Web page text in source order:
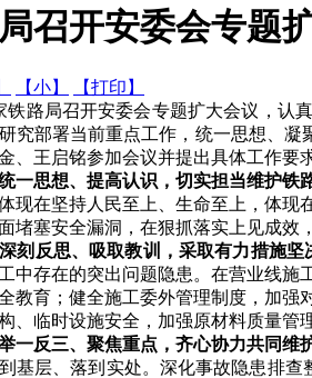
召开安委会专题
【小】 【打印】
局召开安委会专题扩大会议，认真
究部署当前重点工作，统一思想、
、王启铭参加会议并提出具体工作要
一思想、提高认识，切实担当维护铁
现在坚持人民至上、生命至上，体
堵塞安全漏洞，在狠抓落实上见成效
刻反思、吸取教训，采取有力措施
中存在的突出问题隐患。在营业线
教育；健全施工委外管理制度，加
、临时设施安全，加强原材料质量管
一反三、聚焦重点，齐心协力共同维
基层、落到实处。深化事故隐患排